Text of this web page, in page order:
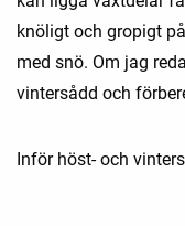
knöligt och gropigt
med snö. Om jag
vintersådd och
Inför höst- och